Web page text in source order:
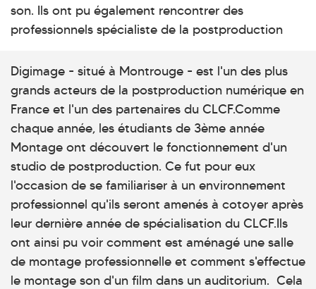
son. Ils ont pu également rencontrer des
professionnels spécialiste de la postproduction
Digimage - situé à Montrouge - est l'un des plus
grands acteurs de la postproduction numérique en
France et l'un des partenaires du CLCF.Comme
chaque année, les étudiants de 3ème année
Montage ont découvert le fonctionnement d'un
studio de postproduction. Ce fut pour eux
l'occasion de se familiariser à un environnement
professionnel qu'ils seront amenés à cotoyer après
leur dernière année de spécialisation du CLCF.Ils
ont ainsi pu voir comment est aménagé une salle
de montage professionnelle et comment s'effectue
le montage son d'un film dans un auditorium. Cela